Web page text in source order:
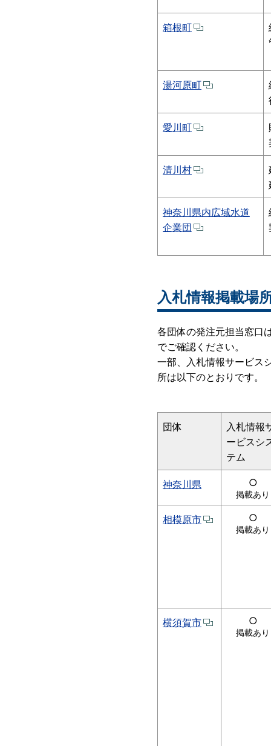
箱根町
湯河原町
愛川町
清川村
神奈川県内広域水道
企業団
入札情報掲載場
各団体の発注元担当窓口
でご確認ください。
一部、入札情報サービス
所は以下のとおりです。
団体
入札情報
ービスシ
テム
神奈川県 ○
掲載あり
相模原市 ○
掲載あり
横須賀市 ○
掲載あり